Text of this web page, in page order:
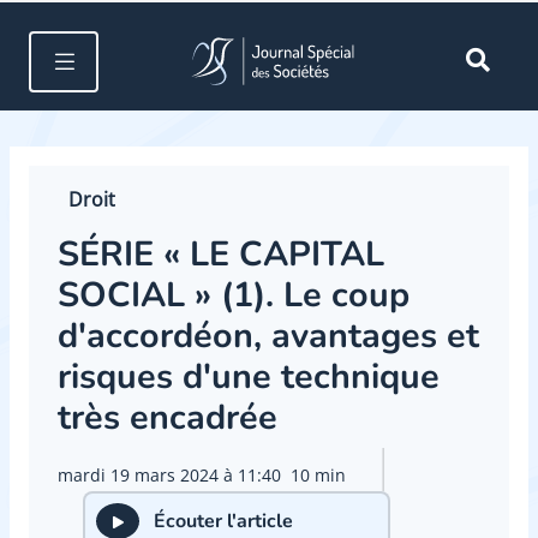
Droit
SÉRIE « LE CAPITAL
SOCIAL » (1). Le coup
d'accordéon, avantages et
risques d'une technique
très encadrée
mardi 19 mars 2024 à 11:40 10 min
Écouter l'article